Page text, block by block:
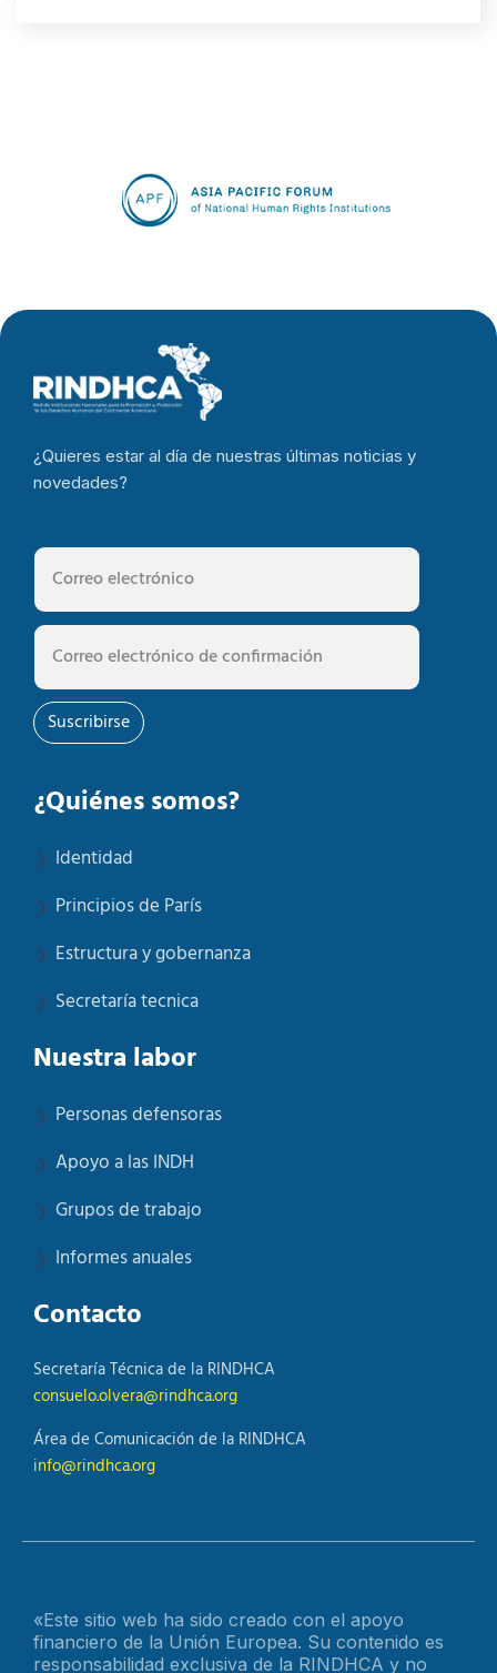
¿Quieres estar al día de nuestras últimas noticias y
novedades?
Suscribirse
¿Quiénes somos?
Identidad
Principios de París
Estructura y gobernanza
Secretaría tecnica
Nuestra labor
Personas defensoras
Apoyo a las INDH
Grupos de trabajo
Informes anuales
Contacto
Secretaría Técnica de la RINDHCA
consuelo.olvera@rindhca.org
Área de Comunicación de la RINDHCA
info@rindhca.org
«Este sitio web ha sido creado con el apoyo
financiero de la Unión Europea. Su contenido es
responsabilidad exclusiva de la RINDHCA y no